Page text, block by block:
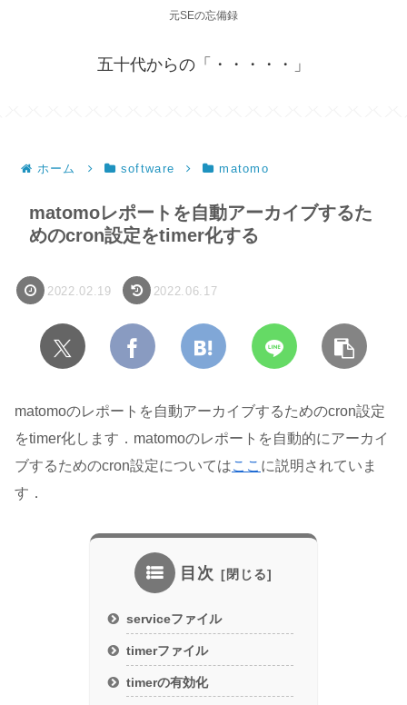
元SEの忘備録
五十代からの「・・・・・」
ホーム software matomo
matomoレポートを自動アーカイブするた
めのcron設定をtimer化する
2022.02.19 2022.06.17
matomoのレポートを自動アーカイブするためのcron設定
をtimer化します．matomoのレポートを自動的にアーカイ
ブするためのcron設定についてはここ に説明されていま
す．
目次
serviceファイル
timerファイル
timerの有効化